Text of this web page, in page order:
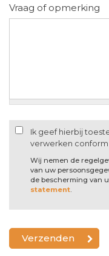
Vraag of opmerking
Ik geef hierbij
verwerken conform
Wij nemen de
van uw
de bescherming van
statement.